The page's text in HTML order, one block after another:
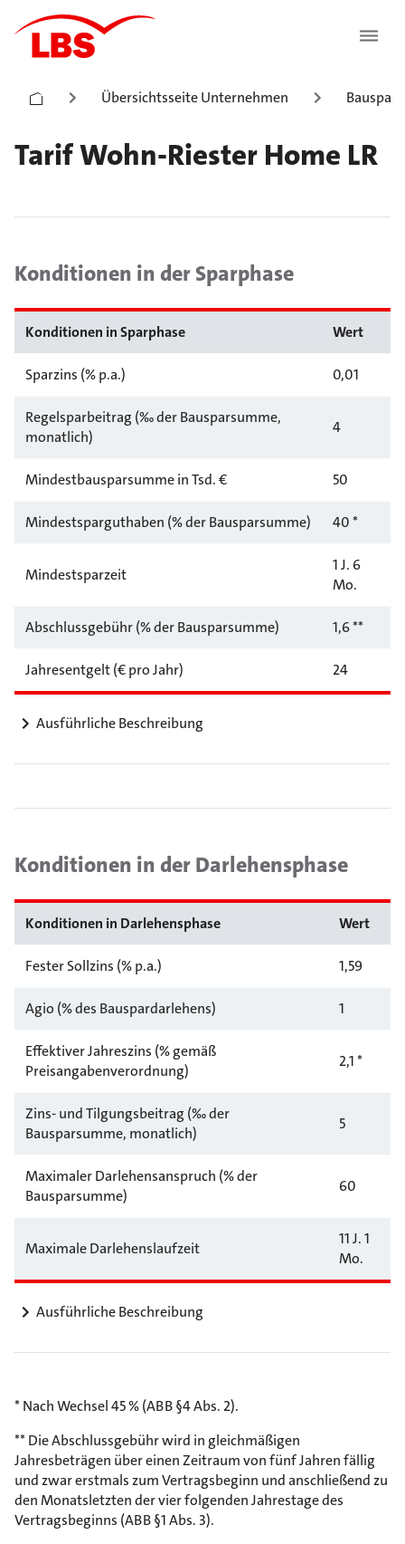
Übersichtsseite Unternehmen
Tarif Wohn-Riester Home LR
Konditionen in der Sparphase
Konditionen in Sparphase Wert
Sparzins (% p.a.) 0,01
Regelsparbeitrag (‰ der Bausparsumme,
monatlich)
4
Mindestbausparsumme in Tsd. € 50
Mindestsparguthaben (% der Bausparsumme) 40 *
Mindestsparzeit
1 J. 6
Mo.
Abschlussgebühr (% der Bausparsumme) 1,6 **
Jahresentgelt (€ pro Jahr) 24
Ausführliche Beschreibung
Konditionen in der Darlehensphase
Konditionen in Darlehensphase Wert
Fester Sollzins (% p.a.) 1,59
Agio (% des Bauspardarlehens) 1
Effektiver Jahreszins (% gemäß
Preisangabenverordnung)
2,1 *
Zins- und Tilgungsbeitrag (‰ der
Bausparsumme, monatlich)
5
Maximaler Darlehensanspruch (% der
Bausparsumme)
60
Maximale Darlehenslaufzeit
11 J. 1
Mo.
Ausführliche Beschreibung
* Nach Wechsel 45 % (ABB §4 Abs. 2).
** Die Abschlussgebühr wird in gleichmäßigen
Jahresbeträgen über einen Zeitraum von fünf Jahren fällig
und zwar erstmals zum Vertragsbeginn und anschließend zu
den Monatsletzten der vier folgenden Jahrestage des
Vertragsbeginns (ABB §1 Abs. 3).